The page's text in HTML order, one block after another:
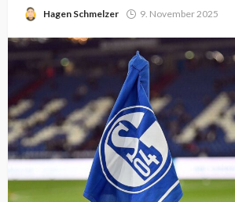
Hagen Schmelzer 9. November 2025